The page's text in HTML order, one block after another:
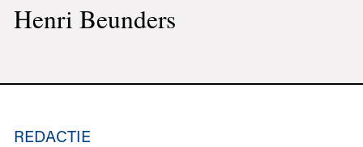
Henri Beunders
REDACTIE